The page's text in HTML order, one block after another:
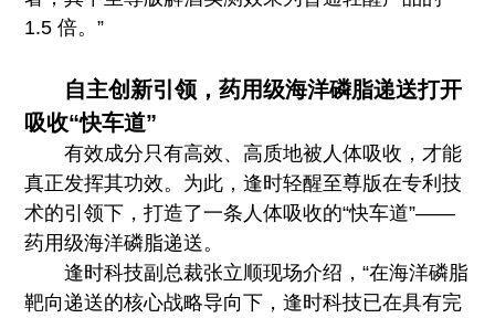
1.5 倍。”
自主创新引领，药用级海洋磷脂递送打开
吸收“快车道”
有效成分只有高效、高质地被人体吸收，才能
真正发挥其功效。为此，逢时轻醒至尊版在专利技
术的引领下，打造了一条人体吸收的“快车道”——
药用级海洋磷脂递送。
逢时科技副总裁张立顺现场介绍，“在海洋磷脂
靶向递送的核心战略导向下，逢时科技已在具有完